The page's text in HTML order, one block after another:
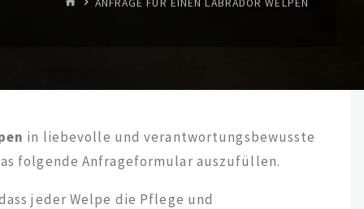
in liebevolle und verantwortungsbewusste
folgende Anfrageformular auszufüllen.
jeder Welpe die Pflege und